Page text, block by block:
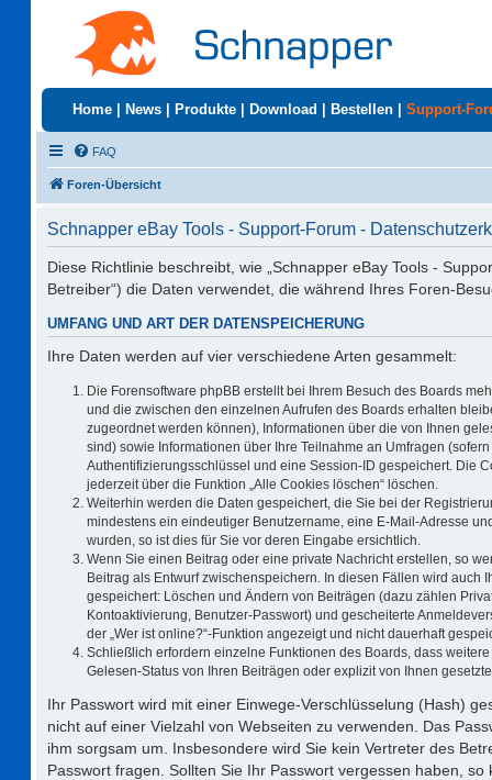
Home News Produkte Download Bestellen Support-
FAQ
Foren-Übersicht
Schnapper eBay Tools - Support-Forum -
Diese Richtlinie beschreibt, wie „Schnapper eBay Tools -
Betreiber“) die Daten verwendet, die während Ihres Foren-
UMFANG UND ART DER DATENSPEICHERUNG
Ihre Daten werden auf vier verschiedene Arten gesammelt:
Die Forensoftware phpBB erstellt bei Ihrem Besuch des Boards
und die zwischen den einzelnen Aufrufen des Boards erhalten
zugeordnet werden können), Informationen über die von Ihnen
sind) sowie Informationen über Ihre Teilnahme an Umfragen
Authentifizierungsschlüssel und eine Session-ID gespeichert. Die
jederzeit über die Funktion „Alle Cookies löschen“ löschen.
Weiterhin werden die Daten gespeichert, die Sie bei der
mindestens ein eindeutiger Benutzername, eine E-Mail-Adresse
wurden, so ist dies für Sie vor deren Eingabe ersichtlich.
Wenn Sie einen Beitrag oder eine private Nachricht erstellen, so
Beitrag als Entwurf zwischenspeichern. In diesen Fällen wird
gespeichert: Löschen und Ändern von Beiträgen (dazu zählen
Kontoaktivierung, Benutzer-Passwort) und gescheiterte
der „Wer ist online?“-Funktion angezeigt und nicht dauerhaft
Schließlich erfordern einzelne Funktionen des Boards, dass
Gelesen-Status von Ihren Beiträgen oder explizit von Ihnen
Ihr Passwort wird mit einer Einwege-Verschlüsselung (Hash)
nicht auf einer Vielzahl von Webseiten zu verwenden. Das
ihm sorgsam um. Insbesondere wird Sie kein Vertreter des
Passwort fragen. Sollten Sie Ihr Passwort vergessen haben,